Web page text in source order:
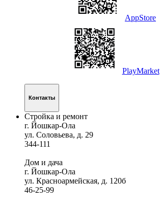
AppStore
PlayMarket
Контакты
Стройка и ремонт
г. Йошкар-Ола
ул. Соловьева, д. 29
344-111
Дом и дача
г. Йошкар-Ола
ул. Красноармейская, д. 120б
46-25-99